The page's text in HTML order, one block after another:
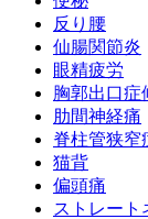
反り腰
仙腸関節炎
眼精疲労
胸郭出口症
肋間神経痛
脊柱管狭窄
猫背
偏頭痛
ストレート